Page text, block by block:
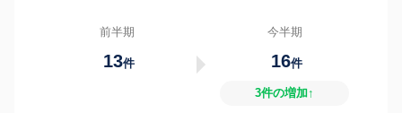
前半期
13件
今半期
16件
3件の増加↑